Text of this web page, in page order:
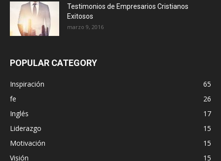
Testimonios de Empresarios Cristianos
Exitosos
marzo 9, 2016
POPULAR CATEGORY
Inspiración
65
fe
26
Inglés
17
Liderazgo
15
Motivación
15
Visión
15